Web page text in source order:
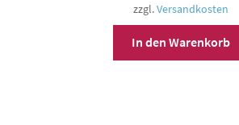
zzgl.Versandkosten
In den Warenkorb